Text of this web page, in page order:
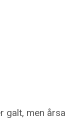
galt, men